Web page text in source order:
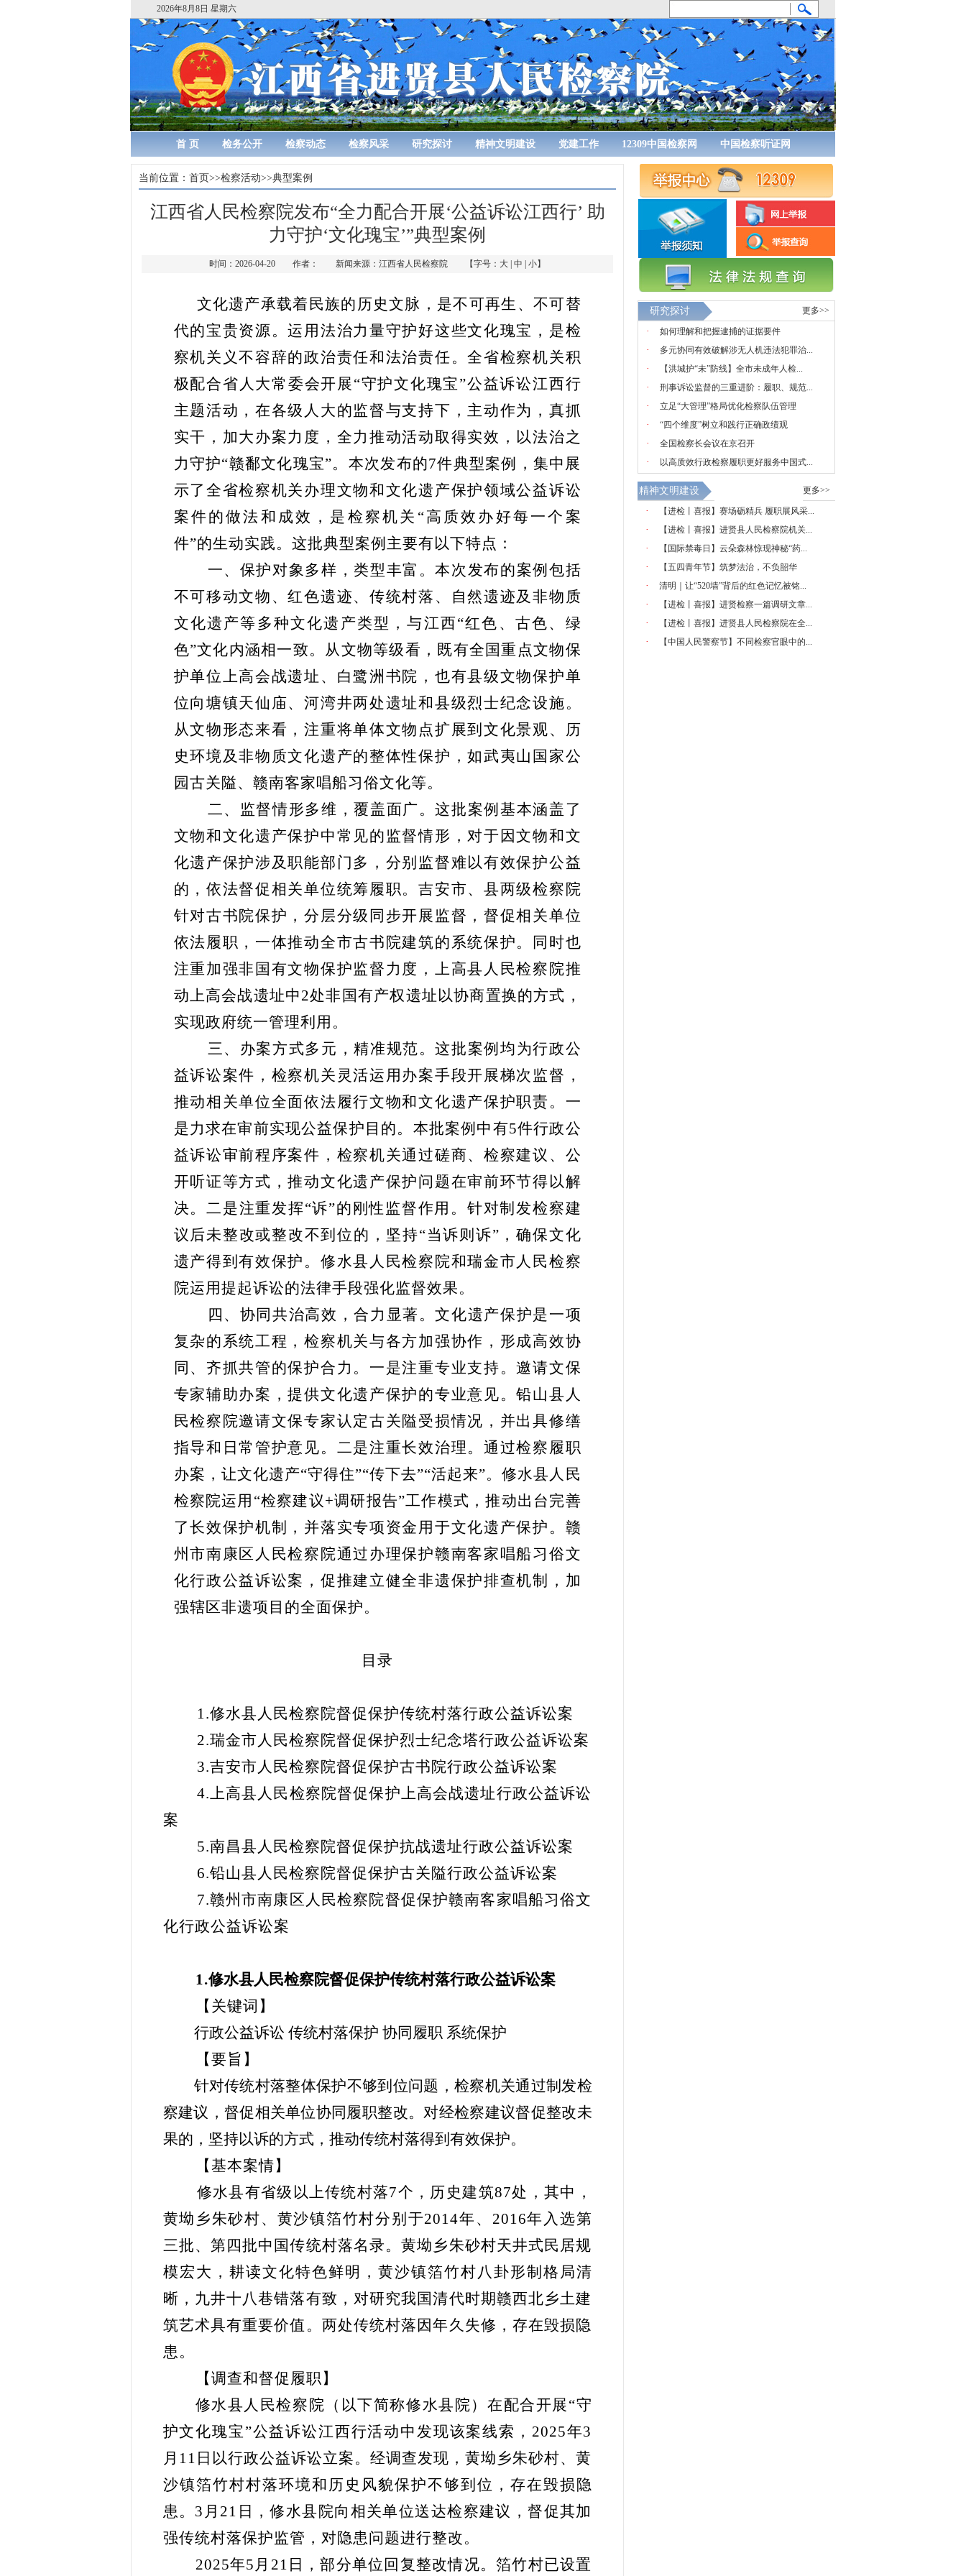
2026年8月8日 星期六
首 页 检务公开 检察动态 检察风采 研究探讨 精神文明建设 党建工作 12309中国检察网 中国检察听证网
当前位置： 首页>>检察活动>>典型案例
江西省人民检察院发布“全力配合开展‘公益诉讼江西行’ 助
力守护‘文化瑰宝’”典型案例
时间：2026-04-20 作者： 新闻来源：江西省人民检察院 【字号： 大 中 小】
文化遗产承载着民族的历史文脉，是不可再生、不可替
代的宝贵资源。运用法治力量守护好这些文化瑰宝，是检
察机关义不容辞的政治责任和法治责任。全省检察机关积
极配合省人大常委会开展“守护文化瑰宝”公益诉讼江西行
主题活动，在各级人大的监督与支持下，主动作为，真抓
实干，加大办案力度，全力推动活动取得实效，以法治之
力守护“赣鄱文化瑰宝”。本次发布的7件典型案例，集中展
示了全省检察机关办理文物和文化遗产保护领域公益诉讼
案件的做法和成效，是检察机关“高质效办好每一个案
件”的生动实践。这批典型案例主要有以下特点：
一、保护对象多样，类型丰富。本次发布的案例包括
不可移动文物、红色遗迹、传统村落、自然遗迹及非物质
文化遗产等多种文化遗产类型，与江西“红色、古色、绿
色”文化内涵相一致。从文物等级看，既有全国重点文物保
护单位上高会战遗址、白鹭洲书院，也有县级文物保护单
位向塘镇天仙庙、河湾井两处遗址和县级烈士纪念设施。
从文物形态来看，注重将单体文物点扩展到文化景观、历
史环境及非物质文化遗产的整体性保护，如武夷山国家公
园古关隘、赣南客家唱船习俗文化等。
二、监督情形多维，覆盖面广。这批案例基本涵盖了
文物和文化遗产保护中常见的监督情形，对于因文物和文
化遗产保护涉及职能部门多，分别监督难以有效保护公益
的，依法督促相关单位统筹履职。吉安市、县两级检察院
针对古书院保护，分层分级同步开展监督，督促相关单位
依法履职，一体推动全市古书院建筑的系统保护。同时也
注重加强非国有文物保护监督力度，上高县人民检察院推
动上高会战遗址中2处非国有产权遗址以协商置换的方式，
实现政府统一管理利用。
三、办案方式多元，精准规范。这批案例均为行政公
益诉讼案件，检察机关灵活运用办案手段开展梯次监督，
推动相关单位全面依法履行文物和文化遗产保护职责。一
是力求在审前实现公益保护目的。本批案例中有5件行政公
益诉讼审前程序案件，检察机关通过磋商、检察建议、公
开听证等方式，推动文化遗产保护问题在审前环节得以解
决。二是注重发挥“诉”的刚性监督作用。针对制发检察建
议后未整改或整改不到位的，坚持“当诉则诉”，确保文化
遗产得到有效保护。修水县人民检察院和瑞金市人民检察
院运用提起诉讼的法律手段强化监督效果。
四、协同共治高效，合力显著。文化遗产保护是一项
复杂的系统工程，检察机关与各方加强协作，形成高效协
同、齐抓共管的保护合力。一是注重专业支持。邀请文保
专家辅助办案，提供文化遗产保护的专业意见。铅山县人
民检察院邀请文保专家认定古关隘受损情况，并出具修缮
指导和日常管护意见。二是注重长效治理。通过检察履职
办案，让文化遗产“守得住”“传下去”“活起来”。修水县人民
检察院运用“检察建议+调研报告”工作模式，推动出台完善
了长效保护机制，并落实专项资金用于文化遗产保护。赣
州市南康区人民检察院通过办理保护赣南客家唱船习俗文
化行政公益诉讼案，促推建立健全非遗保护排查机制，加
强辖区非遗项目的全面保护。
目录
1.修水县人民检察院督促保护传统村落行政公益诉讼案
2.瑞金市人民检察院督促保护烈士纪念塔行政公益诉讼案
3.吉安市人民检察院督促保护古书院行政公益诉讼案
4.上高县人民检察院督促保护上高会战遗址行政公益诉讼
案
5.南昌县人民检察院督促保护抗战遗址行政公益诉讼案
6.铅山县人民检察院督促保护古关隘行政公益诉讼案
7.赣州市南康区人民检察院督促保护赣南客家唱船习俗文
化行政公益诉讼案
1.修水县人民检察院督促保护传统村落行政公益诉讼案
【关键词】
行政公益诉讼 传统村落保护 协同履职 系统保护
【要旨】
针对传统村落整体保护不够到位问题，检察机关通过制发检
察建议，督促相关单位协同履职整改。对经检察建议督促整改未
果的，坚持以诉的方式，推动传统村落得到有效保护。
【基本案情】
修水县有省级以上传统村落7个，历史建筑87处，其中，
黄坳乡朱砂村、黄沙镇箔竹村分别于2014年、2016年入选第
三批、第四批中国传统村落名录。黄坳乡朱砂村天井式民居规
模宏大，耕读文化特色鲜明，黄沙镇箔竹村八卦形制格局清
晰，九井十八巷错落有致，对研究我国清代时期赣西北乡土建
筑艺术具有重要价值。两处传统村落因年久失修，存在毁损隐
患。
【调查和督促履职】
修水县人民检察院（以下简称修水县院）在配合开展“守
护文化瑰宝”公益诉讼江西行活动中发现该案线索，2025年3
月11日以行政公益诉讼立案。经调查发现，黄坳乡朱砂村、黄
沙镇箔竹村村落环境和历史风貌保护不够到位，存在毁损隐
患。3月21日，修水县院向相关单位送达检察建议，督促其加
强传统村落保护监管，对隐患问题进行整改。
2025年5月21日，部分单位回复整改情况。箔竹村已设置
研究探讨 更多>>
· 如何理解和把握逮捕的证据要件
· 多元协同有效破解涉无人机违法犯罪治...
· 【洪城护“未”防线】全市未成年人检...
· 刑事诉讼监督的三重进阶：履职、规范...
· 立足“大管理”格局优化检察队伍管理
· “四个维度”树立和践行正确政绩观
· 全国检察长会议在京召开
· 以高质效行政检察履职更好服务中国式...
精神文明建设 更多>>
· 【进检丨喜报】赛场砺精兵 履职展风采...
· 【进检丨喜报】进贤县人民检察院机关...
· 【国际禁毒日】云朵森林惊现神秘“药...
· 【五四青年节】筑梦法治，不负韶华
· 清明｜让“520墙”背后的红色记忆被铭...
· 【进检丨喜报】进贤检察一篇调研文章...
· 【进检丨喜报】进贤县人民检察院在全...
· 【中国人民警察节】不同检察官眼中的...